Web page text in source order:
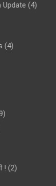
Update (4)
(4)
! (2)